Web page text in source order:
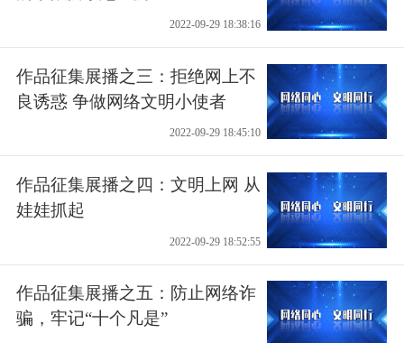
2022-09-29 18:38:16
作品征集展播之三：拒绝网上不
良诱惑 争做网络文明小使者
2022-09-29 18:45:10
作品征集展播之四：文明上网 从
娃娃抓起
2022-09-29 18:52:55
作品征集展播之五：防止网络诈
骗，牢记“十个凡是”